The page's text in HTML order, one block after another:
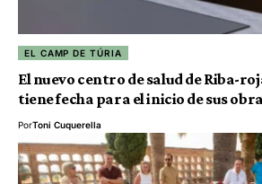
EL CAMP DE TÚRIA
El nuevo centro de salud de Riba-
tiene fecha para el inicio de sus
PorToni Cuquerella